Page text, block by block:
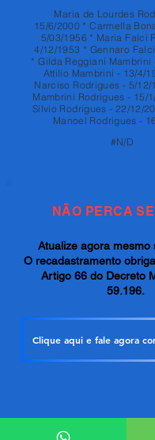
Maria de Lourdes
15/6/2000 * Carmella
5/03/1956 * Maria Falci
4/12/1953 * Gennaro
* Gilda Reggiani Mambrini
Attilio Mambrini - 13/4/
Narciso Rodrigues - 5/12/
Mambrini Rodrigues - 15/
Silvio Rodrigues - 22/12/
Manoel Rodrigues -
#N/D
NÃO PERCA
Atualize agora mesmo
O recadastramento
Artigo 66 do Decreto
59.196.
Clique aqui e fale agora